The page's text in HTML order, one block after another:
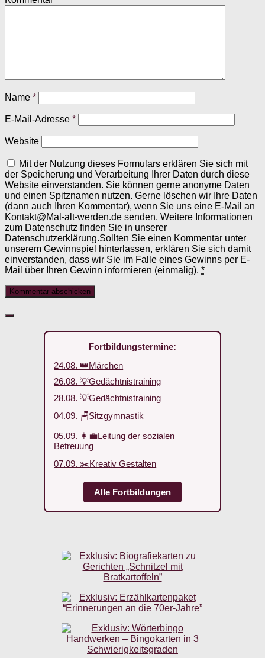
Name *
E-Mail-Adresse *
Website
Mit der Nutzung dieses Formulars erklären Sie sich mit
der Speicherung und Verarbeitung Ihrer Daten durch diese
Website einverstanden. Sie können gerne anonyme Daten
und einen Spitznamen nutzen. Gerne löschen wir Ihre Daten
(dann auch Ihren Kommentar), wenn Sie uns eine E-Mail an
Kontakt@Mal-alt-werden.de senden. Weitere Informationen
zum Datenschutz finden Sie in unserer
Datenschutzerklärung.Sollten Sie einen Kommentar unter
unserem Gewinnspiel hinterlassen, erklären Sie sich damit
einverstanden, dass wir Sie im Falle eines Gewinns per E-
Mail über Ihren Gewinn informieren (einmalig). *
Fortbildungstermine:
24.08. 👑Märchen
26.08. 💡Gedächtnistraining
28.08. 💡Gedächtnistraining
04.09. 🪑Sitzgymnastik
05.09. 👩‍💼Leitung der sozialen
Betreuung
07.09. ✂️Kreativ Gestalten
Alle Fortbildungen